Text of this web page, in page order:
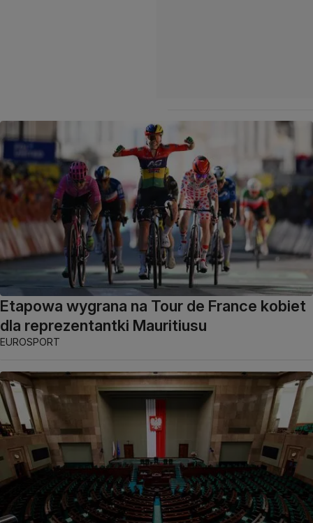
Etapowa wygrana na Tour de France kobiet
dla reprezentantki Mauritiusu
EUROSPORT